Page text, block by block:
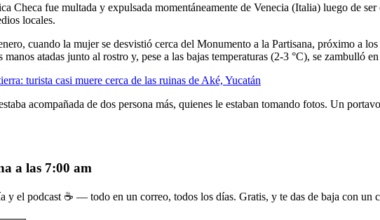
Checa fue multada y expulsada momentáneamente de Venecia (Italia) luego de
locales.
cuando la mujer se desvistió cerca del Monumento a la Partisana, próximo a
atadas junto al rostro y, pese a las bajas temperaturas (2-3 °C), se zambulló
turista casi muere cerca de las ruinas de Aké, Yucatán
acompañada de dos persona más, quienes le estaban tomando fotos. Un
a las 7:00 am
y el podcast ☕ — todo en un correo, todos los días. Gratis, y te das de baja con un